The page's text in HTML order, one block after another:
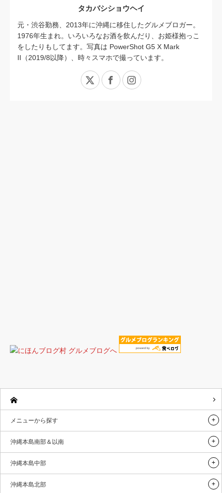
タカバシショウヘイ
元・渋谷勤務、2013年に沖縄に移住したグルメブロガー。
1976年生まれ。いろいろなお酒を飲んだり、お姫様抱っこ
をしたりもしてます。写真は PowerShot G5 X Mark
II（2019/8以降）、時々スマホで撮っています。
X FacebookInstagram
メニューから探す
沖縄本島南部＆以南
沖縄本島中部
沖縄本島北部